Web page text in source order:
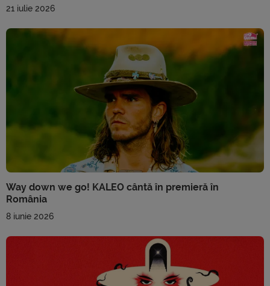
21 iulie 2026
Way down we go! KALEO cântă în premieră în
România
8 iunie 2026